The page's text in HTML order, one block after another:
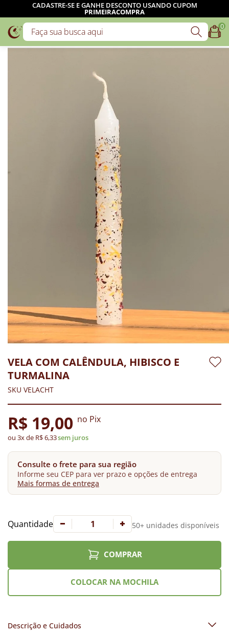
CADASTRE-SE E GANHE DESCONTO USANDO CUPOM
PRIMEIRACOMPRA
0
VELA COM CALÊNDULA, HIBISCO E
TURMALINA
SKU VELACHT
R$ 19,00 no Pix
ou 3x de R$ 6,33sem juros
Consulte o frete para sua região
Informe seu CEP para ver prazo e opções de entrega
Mais formas de entrega
Quantidade 50+ unidades disponíveis
COMPRAR
COLOCAR NA MOCHILA
Descrição e Cuidados